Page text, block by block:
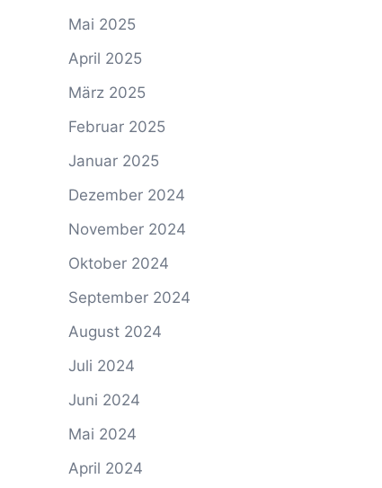
Mai 2025
April 2025
März 2025
Februar 2025
Januar 2025
Dezember 2024
November 2024
Oktober 2024
September 2024
August 2024
Juli 2024
Juni 2024
Mai 2024
April 2024